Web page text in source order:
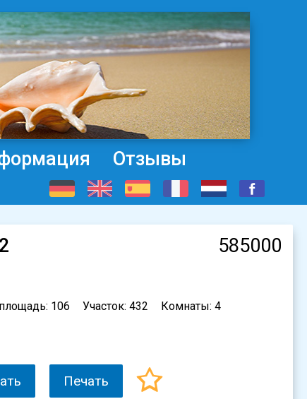
Отзывы
585000
106 Участок: 432
Комнаты: 4
Печать